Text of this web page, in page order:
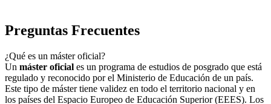
Preguntas Frecuentes
¿Qué es un máster oficial?
Un máster oficial es un programa de estudios de posgrado que está
regulado y reconocido por el Ministerio de Educación de un país.
Este tipo de máster tiene validez en todo el territorio nacional y en
los países del Espacio Europeo de Educación Superior (EEES). Los